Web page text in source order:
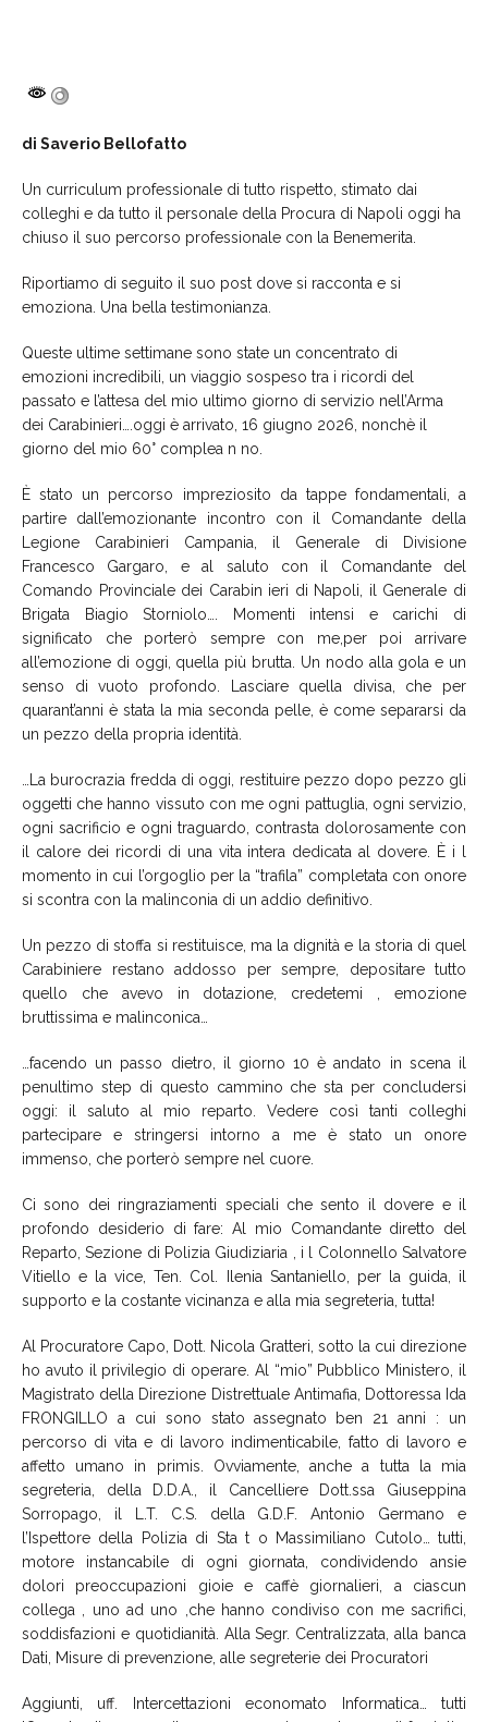
di Saverio Bellofatto
Un curriculum professionale di tutto rispetto, stimato dai
colleghi e da tutto il personale della Procura di Napoli oggi ha
chiuso il suo percorso professionale con la Benemerita.
Riportiamo di seguito il suo post dove si racconta e si
emoziona. Una bella testimonianza.
Queste ultime settimane sono state un concentrato di
emozioni incredibili, un viaggio sospeso tra i ricordi del
passato e l’attesa del mio ultimo giorno di servizio nell’Arma
dei Carabinieri….oggi è arrivato, 16 giugno 2026, nonchè il
giorno del mio 60° complea n no.
È stato un percorso impreziosito da tappe fondamentali, a
partire dall’emozionante incontro con il Comandante della
Legione Carabinieri Campania, il Generale di Divisione
Francesco Gargaro, e al saluto con il Comandante del
Comando Provinciale dei Carabin ieri di Napoli, il Generale di
Brigata Biagio Storniolo…. Momenti intensi e carichi di
significato che porterò sempre con me,per poi arrivare
all’emozione di oggi, quella più brutta. Un nodo alla gola e un
senso di vuoto profondo. Lasciare quella divisa, che per
quarant’anni è stata la mia seconda pelle, è come separarsi da
un pezzo della propria identità.
…La burocrazia fredda di oggi, restituire pezzo dopo pezzo gli
oggetti che hanno vissuto con me ogni pattuglia, ogni servizio,
ogni sacrificio e ogni traguardo, contrasta dolorosamente con
il calore dei ricordi di una vita intera dedicata al dovere. È i l
momento in cui l’orgoglio per la “trafila” completata con onore
si scontra con la malinconia di un addio definitivo.
Un pezzo di stoffa si restituisce, ma la dignità e la storia di quel
Carabiniere restano addosso per sempre, depositare tutto
quello che avevo in dotazione, credetemi , emozione
bruttissima e malinconica…
…facendo un passo dietro, il giorno 10 è andato in scena il
penultimo step di questo cammino che sta per concludersi
oggi: il saluto al mio reparto. Vedere così tanti colleghi
partecipare e stringersi intorno a me è stato un onore
immenso, che porterò sempre nel cuore.
Ci sono dei ringraziamenti speciali che sento il dovere e il
profondo desiderio di fare: Al mio Comandante diretto del
Reparto, Sezione di Polizia Giudiziaria , i l Colonnello Salvatore
Vitiello e la vice, Ten. Col. Ilenia Santaniello, per la guida, il
supporto e la costante vicinanza e alla mia segreteria, tutta!
Al Procuratore Capo, Dott. Nicola Gratteri, sotto la cui direzione
ho avuto il privilegio di operare. Al “mio” Pubblico Ministero, il
Magistrato della Direzione Distrettuale Antimafia, Dottoressa Ida
FRONGILLO a cui sono stato assegnato ben 21 anni : un
percorso di vita e di lavoro indimenticabile, fatto di lavoro e
affetto umano in primis. Ovviamente, anche a tutta la mia
segreteria, della D.D.A., il Cancelliere Dott.ssa Giuseppina
Sorropago, il L.T. C.S. della G.D.F. Antonio Germano e
l’Ispettore della Polizia di Sta t o Massimiliano Cutolo… tutti,
motore instancabile di ogni giornata, condividendo ansie
dolori preoccupazioni gioie e caffè giornalieri, a ciascun
collega , uno ad uno ,che hanno condiviso con me sacrifici,
soddisfazioni e quotidianità. Alla Segr. Centralizzata, alla banca
Dati, Misure di prevenzione, alle segreterie dei Procuratori
Aggiunti, uff. Intercettazioni economato Informatica… tutti